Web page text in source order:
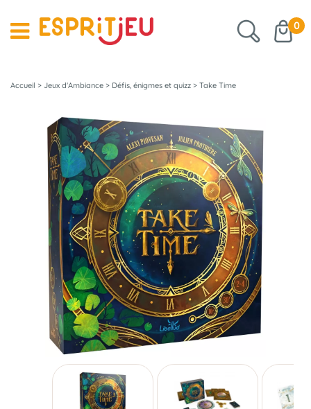
0
Accueil > Jeux d'Ambiance > Défis, énigmes et quizz > Take Time